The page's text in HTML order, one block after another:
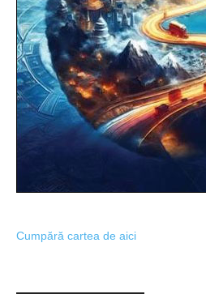
Cumpără cartea de aici